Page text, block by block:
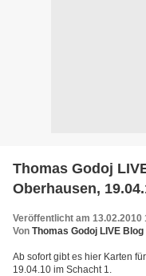
Thomas Godoj
Oberhausen,
Veröffentlicht am 13.02.2010
Von Thomas Godoj LIVE Blog
Ab sofort gibt es hier Karten
19.04.10 im Schacht 1.